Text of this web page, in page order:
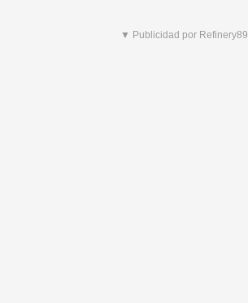
▼ Publicidad por Refinery89